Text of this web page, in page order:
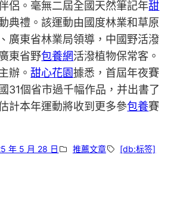
侶。毫無二屆全國天然筆記年甜
典禮。該運動由國度林業和草原
廣東省林業局領導，中國野活潑
東省野包養網活潑植物保常客。
辦。甜心花園據悉，首屆年夜賽
31個省市過千幅作品，并出書了
計本年運動將收到更多參包養賽
年 5 月 28 日 推薦文章 [db:标签]